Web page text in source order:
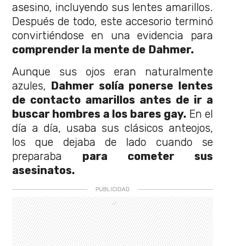
asesino, incluyendo sus lentes amarillos.
Después de todo, este accesorio terminó
convirtiéndose en una evidencia para
comprender la mente de Dahmer.
Aunque sus ojos eran naturalmente
azules, Dahmer solía ponerse lentes
de contacto amarillos antes de ir a
buscar hombres a los bares gay. En el
día a día, usaba sus clásicos anteojos,
los que dejaba de lado cuando se
preparaba para cometer sus
asesinatos.